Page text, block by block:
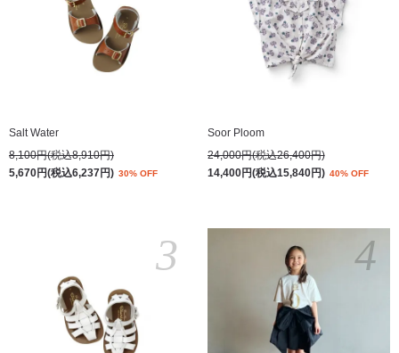
Salt Water
8,100円(税込8,910円)
5,670円(税込6,237円) 30% OFF
Soor Ploom
24,000円(税込26,400円)
14,400円(税込15,840円) 40% OFF
3 4